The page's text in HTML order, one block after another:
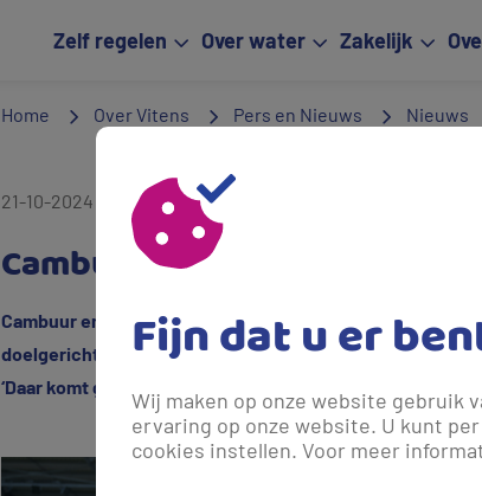
Zelf regelen Over water Zakelijk
Home Over Vitens Pers en Nieuws Nieuws
21-10-2024 15:05- Meer dan een jaar geleden bijgewerkt.
Cambuur en FC Twente zijn
Cambuur en FC Twente kunnen niet alleen een aardig
doelgericht. De grasmatten in Leeuwarden en
‘Daar komt geen druppel drinkwater meer aan te pas’,
Fijn dat u er
Wij maken op onze website gebruik
ervaring op onze website. U kunt
cookies instellen. Voor meer